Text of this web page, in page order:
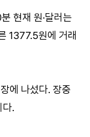
현재 원·달러는
1377.5원에 거래
에 나섰다. 장중
다.